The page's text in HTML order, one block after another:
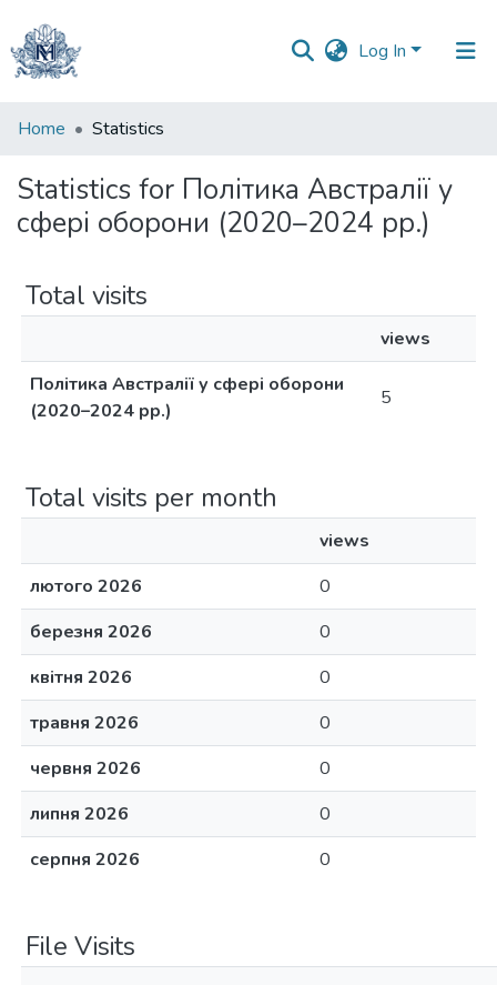
Log In
Communities
Collections
All of DSpace
Home Statistics
Statistics for Політика Австралії у
сфері оборони (2020–2024 рр.)
Total visits
views
Політика Австралії у сфері оборони
(2020–2024 рр.)
5
Total visits per month
views
лютого 2026
0
березня 2026
0
квітня 2026
0
травня 2026
0
червня 2026
0
липня 2026
0
серпня 2026
0
File Visits